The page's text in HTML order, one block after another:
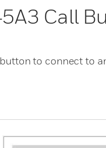
Call
to connect to